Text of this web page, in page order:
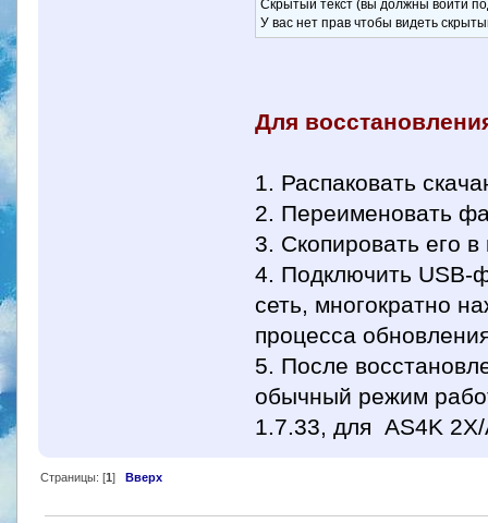
Скрытый текст (вы должны войти
У вас нет прав чтобы видеть
Для
1. Распаковать
2. Переименовать
3. Скопировать его
4. Подключить USB-
сеть, многократно
процесса
5. После
обычный режим
1.7.33, для AS4K
Страницы: [1] Вверх